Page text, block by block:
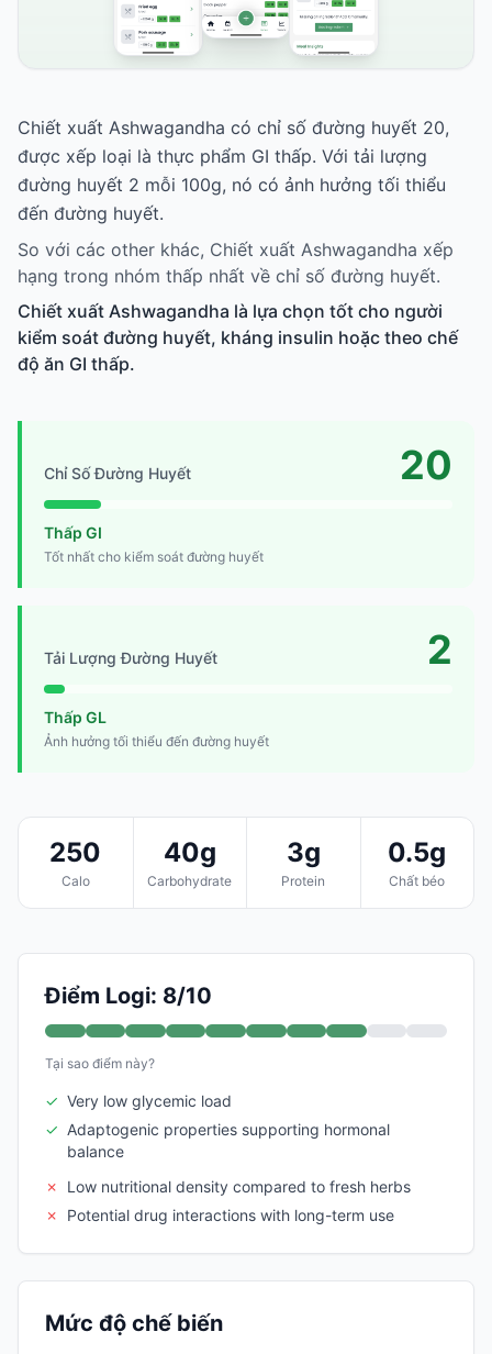
Chiết xuất Ashwagandha có chỉ số đường huyết 20,
được xếp loại là thực phẩm GI thấp. Với tải lượng
đường huyết 2 mỗi 100g, nó có ảnh hưởng tối thiểu
đến đường huyết.
So với các other khác, Chiết xuất Ashwagandha xếp
hạng trong nhóm thấp nhất về chỉ số đường huyết.
Chiết xuất Ashwagandha là lựa chọn tốt cho người
kiểm soát đường huyết, kháng insulin hoặc theo chế
độ ăn GI thấp.
Chỉ Số Đường Huyết 20
Thấp GI
Tốt nhất cho kiểm soát đường huyết
Tải Lượng Đường Huyết 2
Thấp GL
Ảnh hưởng tối thiểu đến đường huyết
250
Calo
40g
Carbohydrate
3g
Protein
0.5g
Chất béo
Điểm Logi: 8/10
Tại sao điểm này?
✓ Very low glycemic load
✓ Adaptogenic properties supporting hormonal
balance
✗
Low nutritional density compared to fresh herbs
✗
Potential drug interactions with long-term use
Mức độ chế biến